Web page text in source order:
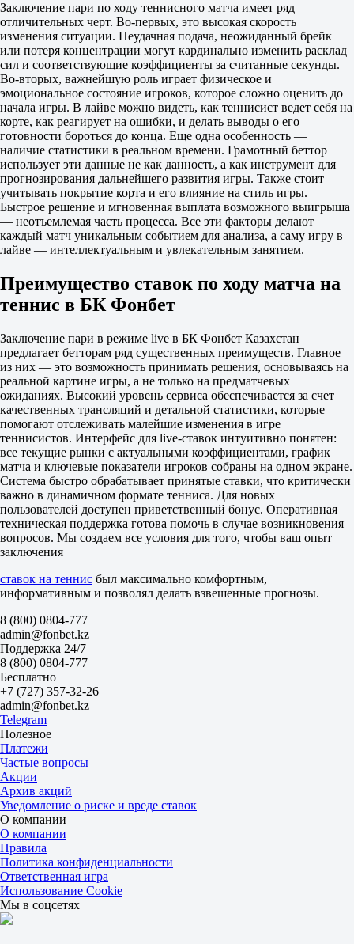
Фора
1
2
Имаи Ш
-
Бранд Дан
Фора
1
2
-7.5
1.55
+7.5
2.25
Тотал
Б
М
16.5
1.57
Сеты
Ф1
-1.5
1.01
9.00
Сеты
Б
М
2.5
9.00
1.01
1
2
Плешивцев Е
-
Табата Р
1
1.43
2.60
-1.5
1.78
+1.5
1.92
Тотал
Б
М
29.5
1.80
1.90
Сеты
Ф1
Ф2
-1.5
2.20
1.60
Сеты
Б
М
2.5
1.60
2.20
World Tennis. Женщины. Сербия
Заключение пари по ходу теннисного матча имеет ряд
отличительных черт. Во-первых, это высокая скорость
изменения ситуации. Неудачная подача, неожиданный брейк
или потеря концентрации могут кардинально изменить расклад
сил и соответствующие коэффициенты за считанные секунды.
Во-вторых, важнейшую роль играет физическое и
эмоциональное состояние игроков, которое сложно оценить до
начала игры. В лайве можно видеть, как теннисист ведет себя на
корте, как реагирует на ошибки, и делать выводы о его
готовности бороться до конца. Еще одна особенность —
наличие статистики в реальном времени. Грамотный беттор
использует эти данные не как данность, а как инструмент для
прогнозирования дальнейшего развития игры. Также стоит
учитывать покрытие корта и его влияние на стиль игры.
Быстрое решение и мгновенная выплата возможного выигрыша
— неотъемлемая часть процесса. Все эти факторы делают
каждый матч уникальным событием для анализа, а саму игру в
лайве — интеллектуальным и увлекательным занятием.
Преимущество ставок по ходу матча на
теннис в БК Фонбет
Заключение пари в режиме live в БК Фонбет Казахстан
предлагает бетторам ряд существенных преимуществ. Главное
из них — это возможность принимать решения, основываясь на
реальной картине игры, а не только на предматчевых
ожиданиях. Высокий уровень сервиса обеспечивается за счет
качественных трансляций и детальной статистики, которые
помогают отслеживать малейшие изменения в игре
теннисистов. Интерфейс для live-ставок интуитивно понятен:
все текущие рынки с актуальными коэффициентами, график
матча и ключевые показатели игроков собраны на одном экране.
Система быстро обрабатывает принятые ставки, что критически
важно в динамичном формате тенниса. Для новых
пользователей доступен приветственный бонус. Оперативная
техническая поддержка готова помочь в случае возникновения
вопросов. Мы создаем все условия для того, чтобы ваш опыт
заключения
ставок на теннис был максимально комфортным,
информативным и позволял делать взвешенные прогнозы.
8 (800) 0804-777
admin@fonbet.kz
Поддержка 24/7
8 (800) 0804-777
Бесплатно
+7 (727) 357-32-26
admin@fonbet.kz
Telegram
Полезное
Платежи
Частые вопросы
Акции
Архив акций
Уведомление о риске и вреде ставок
О компании
О компании
Правила
Политика конфиденциальности
Ответственная игра
Использование Cookie
Мы в соцсетях